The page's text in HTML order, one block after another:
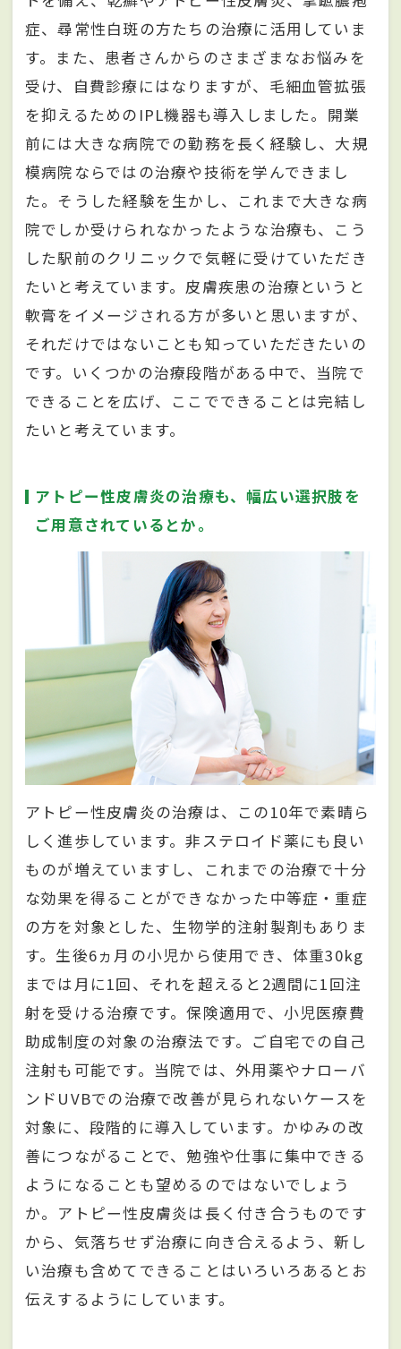
症、尋常性白斑の方たちの治療に活用していま
す。また、患者さんからのさまざまなお悩みを
受け、自費診療にはなりますが、毛細血管拡張
を抑えるためのIPL機器も導入しました。開業
前には大きな病院での勤務を長く経験し、大規
模病院ならではの治療や技術を学んできまし
た。そうした経験を生かし、これまで大きな病
院でしか受けられなかったような治療も、こう
した駅前のクリニックで気軽に受けていただき
たいと考えています。皮膚疾患の治療というと
軟膏をイメージされる方が多いと思いますが、
それだけではないことも知っていただきたいの
です。いくつかの治療段階がある中で、当院で
できることを広げ、ここでできることは完結し
たいと考えています。
アトピー性皮膚炎の治療も、幅広い選択肢を
ご用意されているとか。
アトピー性皮膚炎の治療は、この10年で素晴ら
しく進歩しています。非ステロイド薬にも良い
ものが増えていますし、これまでの治療で十分
な効果を得ることができなかった中等症・重症
の方を対象とした、生物学的注射製剤もありま
す。生後6ヵ月の小児から使用でき、体重30kg
までは月に1回、それを超えると2週間に1回注
射を受ける治療です。保険適用で、小児医療費
助成制度の対象の治療法です。ご自宅での自己
注射も可能です。当院では、外用薬やナローバ
ンドUVBでの治療で改善が見られないケースを
対象に、段階的に導入しています。かゆみの改
善につながることで、勉強や仕事に集中できる
ようになることも望めるのではないでしょう
か。アトピー性皮膚炎は長く付き合うものです
から、気落ちせず治療に向き合えるよう、新し
い治療も含めてできることはいろいろあるとお
伝えするようにしています。